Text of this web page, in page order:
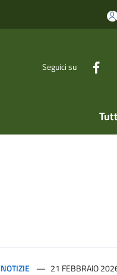
Seguici su
NOTIZIE 21 FEBBRAIO